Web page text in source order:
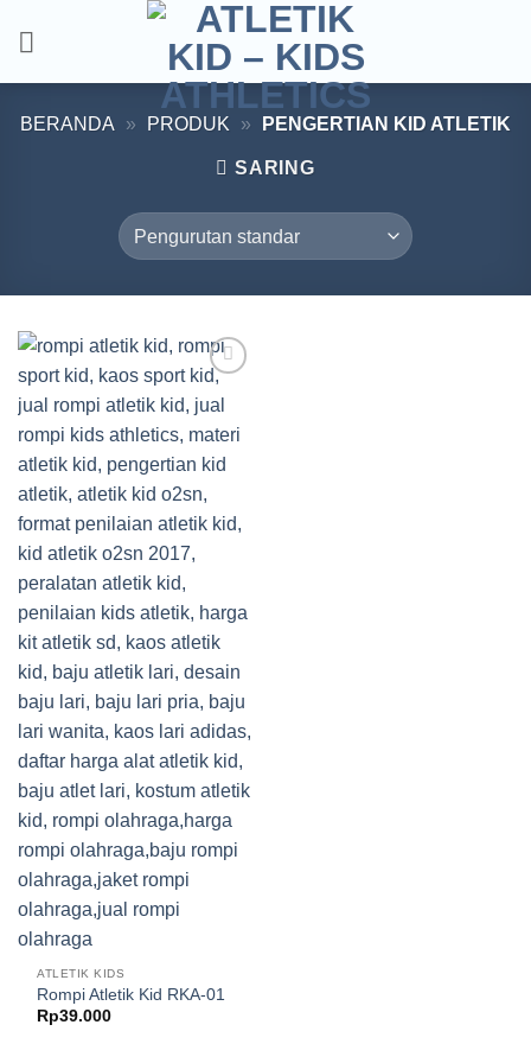
BERANDA » PRODUK » PENGERTIAN KID ATLETIK
SARING
wishlist
ATLETIK KIDS
Rompi Atletik Kid RKA-01
Rp39.000